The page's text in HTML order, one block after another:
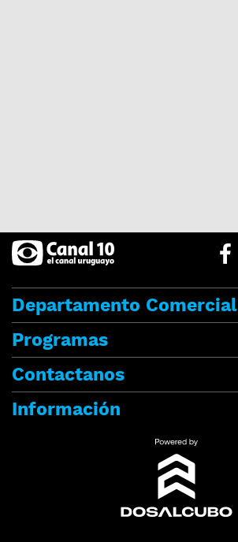
Departamento Comercial
Programas
Contactanos
Información